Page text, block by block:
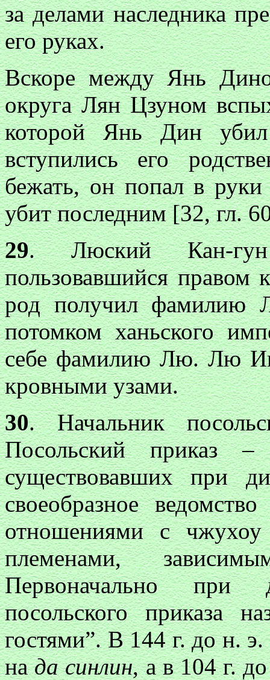
за делами наследника
его руках.
Вскоре между Янь
округа Лян Цзуном
которой Янь Дин
вступились его
бежать, он попал в
убит последним [32, гл.
29. Люский Кан-
пользовавшийся правом
род получил фамилию
потомком ханьского
себе фамилию Лю. Лю
кровными узами.
30. Начальник
Посольский приказ
существовавших при
своеобразное
отношениями с
племенами,
Первоначально при
посольского приказа
гостями”. В 144 г. до н.
нада синлин, а в 104 г.